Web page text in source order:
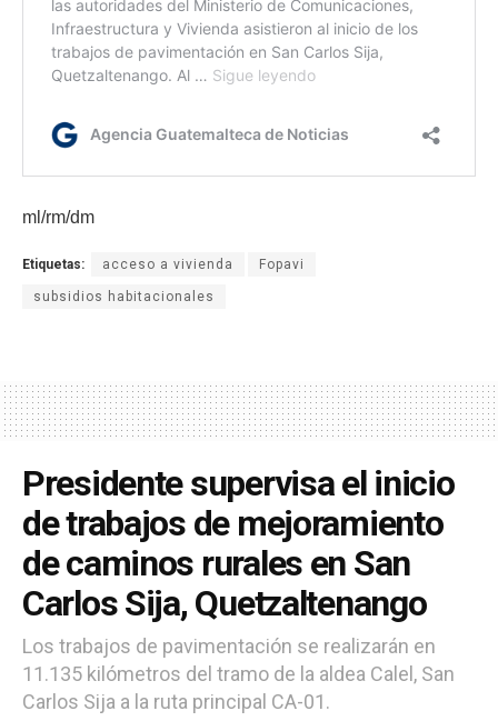
ml/rm/dm
Etiquetas: acceso a vivienda Fopavi
subsidios habitacionales
Presidente supervisa el inicio
de trabajos de mejoramiento
de caminos rurales en San
Carlos Sija, Quetzaltenango
Los trabajos de pavimentación se realizarán en
11.135 kilómetros del tramo de la aldea Calel, San
Carlos Sija a la ruta principal CA-01.